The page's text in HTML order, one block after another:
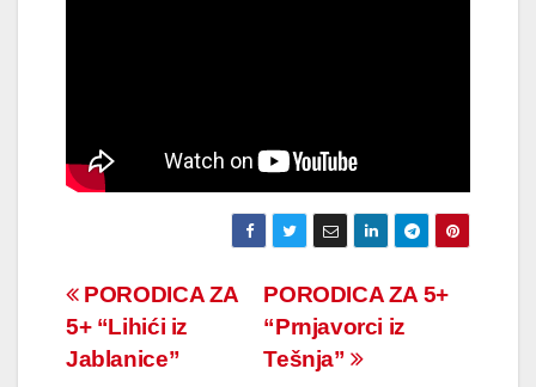
Navigacija
članaka
PORODICA ZA 5+
“Prnjavorci iz
Tešnja”
PORODICA ZA
5+ “Lihići iz
Jablanice”